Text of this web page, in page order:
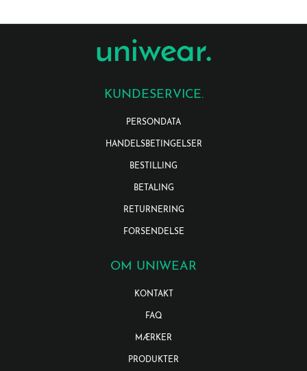
KUNDESERVICE.
PERSONDATA
HANDELSBETINGELSER
BESTILLING
BETALING
RETURNERING
FORSENDELSE
OM UNIWEAR
KONTAKT
FAQ
MÆRKER
PRODUKTER